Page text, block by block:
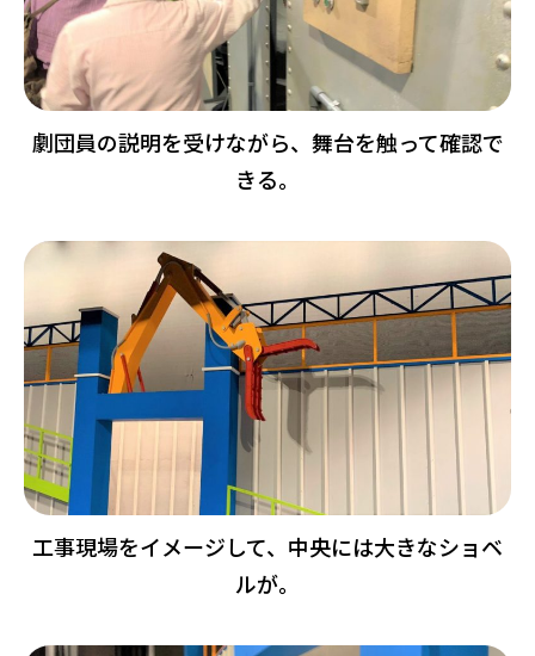
劇団員の説明を受けながら、舞台を触って確認で
きる。
工事現場をイメージして、中央には大きなショベ
ルが。